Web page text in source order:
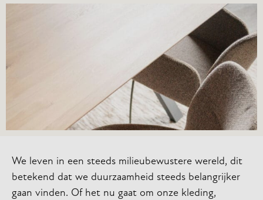
We leven in een steeds milieubewustere wereld, dit
betekend dat we duurzaamheid steeds belangrijker
gaan vinden. Of het nu gaat om onze kleding,